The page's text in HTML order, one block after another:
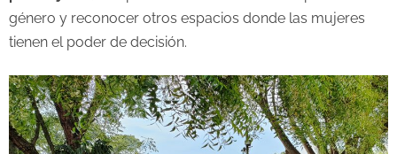
género y reconocer otros espacios donde las mujeres
tienen el poder de decisión.